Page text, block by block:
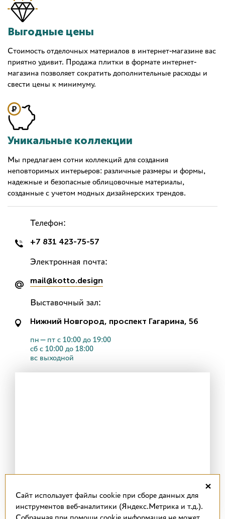
Выгодные цены
Стоимость отделочных материалов в интернет-магазине вас
приятно удивит. Продажа плитки в формате интернет-
магазина позволяет сократить дополнительные расходы и
свести цены к минимуму.
Уникальные коллекции
Мы предлагаем сотни коллекций для создания
неповторимых интерьеров: различные размеры и формы,
надежные и безопасные облицовочные материалы,
созданные с учетом модных дизайнерских трендов.
Телефон:
+7 831 423-75-57
Электронная почта:
mail@kotto.design
Выставочный зал:
Нижний Новгород, проспект Гагарина, 56
пн—пт с 10:00 до 19:00
сб с 10:00 до 18:00
вс выходной
×
Cайт использует файлы cookie при сборе данных для
инструментов веб-аналитики (Яндекс.Метрика и т.д.).
Собранная при помощи cookie информация не может